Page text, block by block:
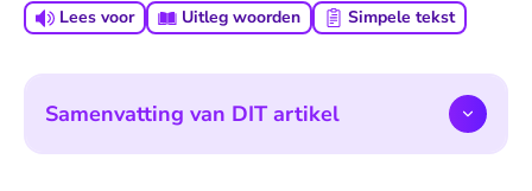
Lees voor Uitleg woorden Simpele tekst
Samenvatting van DIT artikel